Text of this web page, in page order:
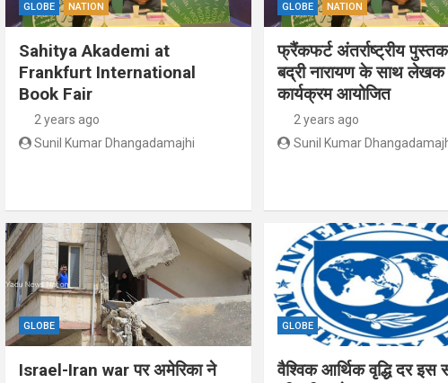
GLOBE NATION
Sahitya Akademi at
Frankfurt International
Book Fair
2 years ago
Sunil Kumar Dhangadamajhi
GLOBE NATION
फ्रैंकफर्ट अंतर्राष्ट्रीय
बद्री नारायण के साथ
कार्यक्रम आयोजित
2 years ago
Sunil Kumar
GLOBE
Israel-Iran war पर अमेरिका ने
GLOBE
वैश्विक आर्थिक वृद्धि दर इस